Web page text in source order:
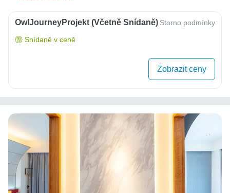
OwlJourneyProjekt (včetně Snídaně) Storno podmínky
Snídaně v ceně
Zobrazit ceny